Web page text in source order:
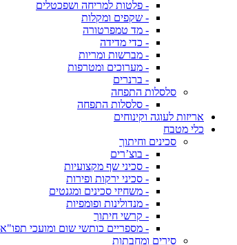
- פלטות למריחה ושפכטלים
- שקפים ומקלות
- מד טמפרטורה
- כדי מדידה
- מברשות ומריות
- מערוכים ומטרפות
- ברנרים
סלסלות התפחה
- סלסלות התפחה
אריזות לעוגה וקינוחים
כלי מטבח
סכינים וחיתוך
- בוצ’רים
- סכיני שף מקצועיות
- סכיני ירקות ופירות
- משחיזי סכינים ומגנטים
- מנדולינות ופומפיות
- קרשי חיתוך
- מספריים כותשי שום ומועכי תפו"א
סירים ומחבתות